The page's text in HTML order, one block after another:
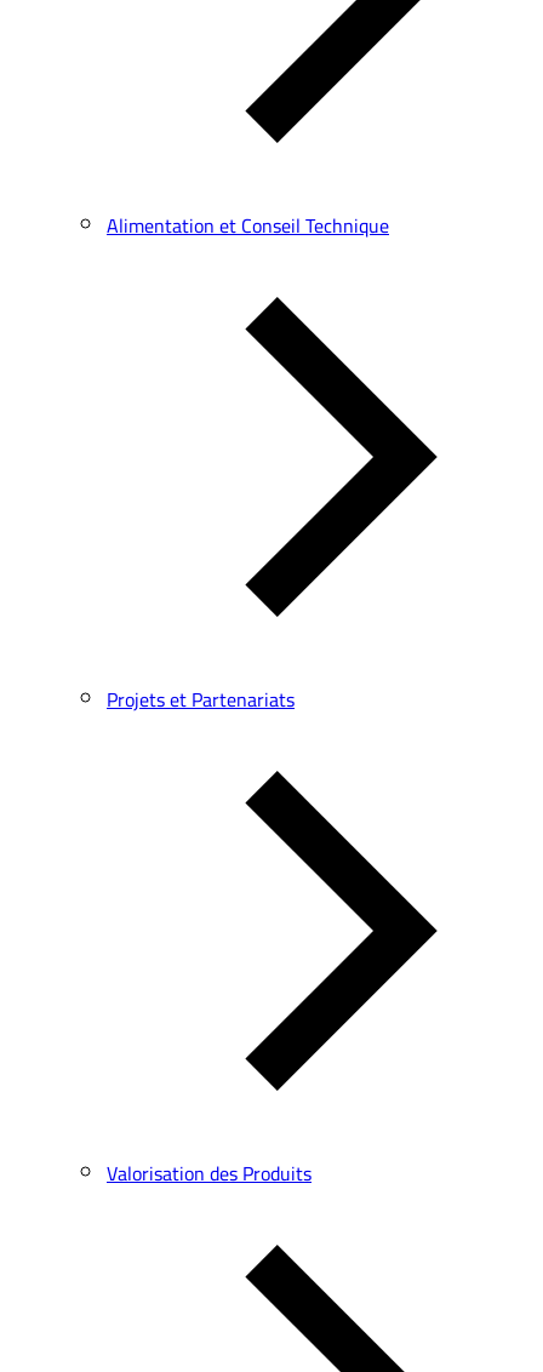
Alimentation et Conseil Technique
Projets et Partenariats
Valorisation des Produits